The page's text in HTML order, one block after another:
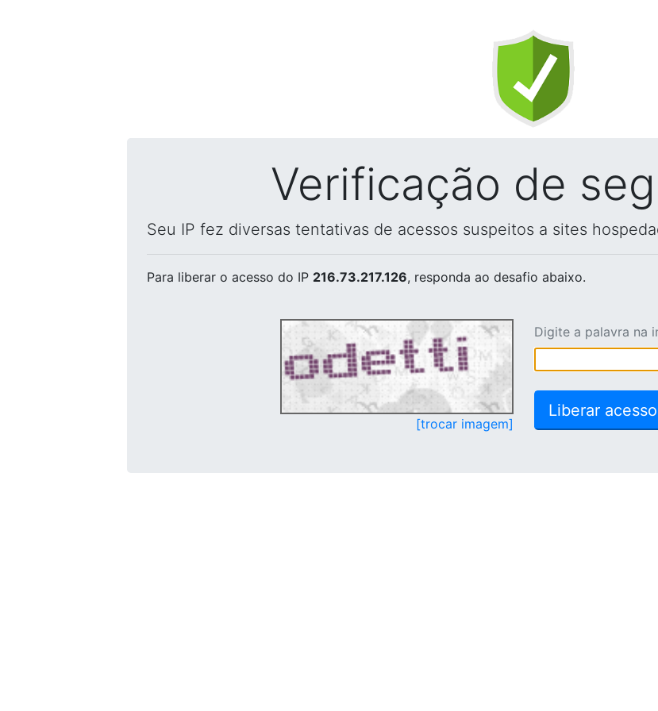
Verificação de
Seu IP fez diversas tentativas de acessos suspeitos a sites
Para liberar o acesso do IP 216.73.217.126, responda ao desafio abaixo.
[trocar imagem]
Digite a palavra na